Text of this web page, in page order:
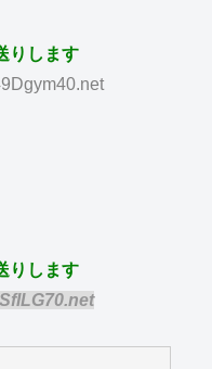
りします
りします